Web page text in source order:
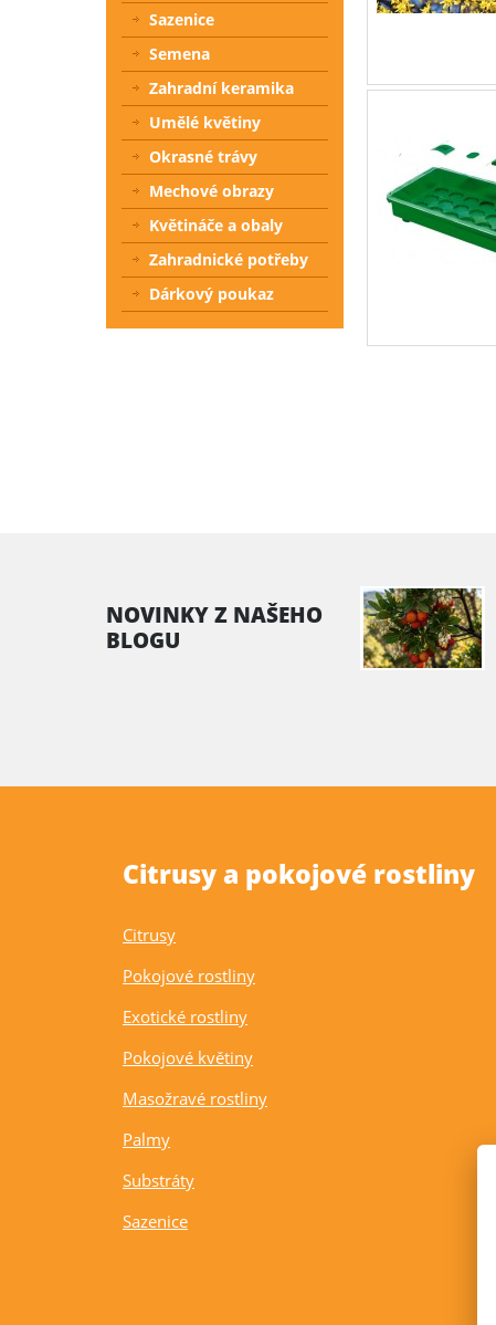
Sazenice
Semena
Zahradní keramika
Umělé květiny
Okrasné trávy
Mechové obrazy
Květináče a obaly
Zahradnické potřeby
Dárkový poukaz
NOVINKY Z NAŠEHO
BLOGU
Citrusy a pokojové rostliny
Citrusy
Pokojové rostliny
Exotické rostliny
Pokojové květiny
Masožravé rostliny
Palmy
Substráty
Sazenice